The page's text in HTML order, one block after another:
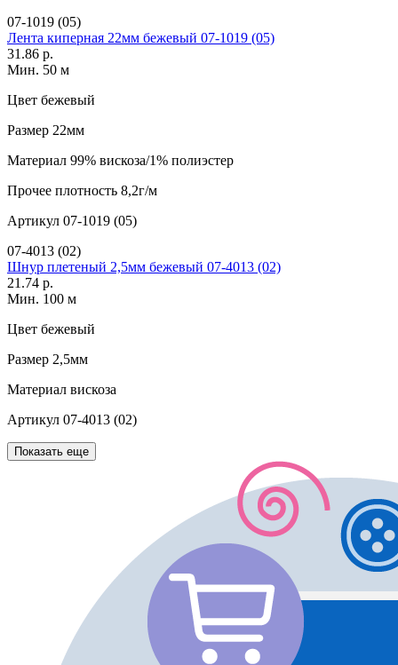
07-1019 (05)
Лента киперная 22мм бежевый 07-1019 (05)
31.86 р.
Мин. 50 м
Цвет бежевый
Размер 22мм
Материал 99% вискоза/1% полиэстер
Прочее плотность 8,2г/м
Артикул 07-1019 (05)
07-4013 (02)
Шнур плетеный 2,5мм бежевый 07-4013 (02)
21.74 р.
Мин. 100 м
Цвет бежевый
Размер 2,5мм
Материал вискоза
Артикул 07-4013 (02)
Показать еще